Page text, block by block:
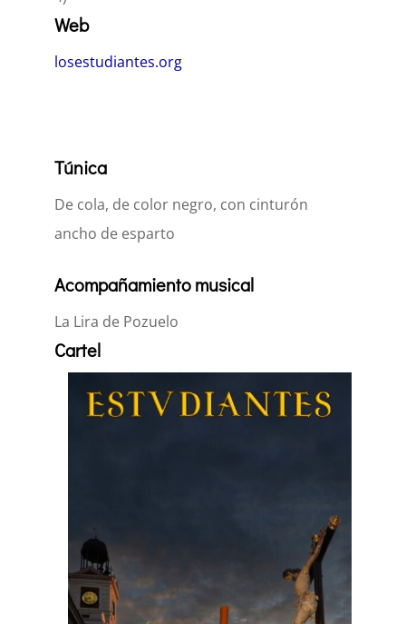
Web
losestudiantes.org
Túnica
De cola, de color negro, con cinturón
ancho de esparto
Acompañamiento musical
La Lira de Pozuelo
Cartel